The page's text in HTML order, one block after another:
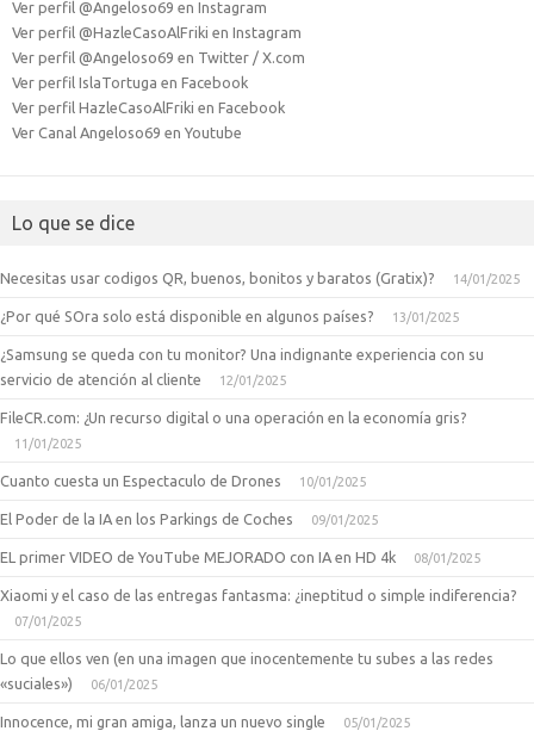
Ver perfil @Angeloso69 en Instagram
Ver perfil @HazleCasoAlFriki en Instagram
Ver perfil @Angeloso69 en Twitter / X.com
Ver perfil IslaTortuga en Facebook
Ver perfil HazleCasoAlFriki en Facebook
Ver Canal Angeloso69 en Youtube
Lo que se dice
Necesitas usar codigos QR, buenos, bonitos y baratos (Gratix)? 14/01/2025
¿Por qué SOra solo está disponible en algunos países? 13/01/2025
¿Samsung se queda con tu monitor? Una indignante experiencia con su
servicio de atención al cliente
12/01/2025
FileCR.com: ¿Un recurso digital o una operación en la economía gris?
11/01/2025
Cuanto cuesta un Espectaculo de Drones 10/01/2025
El Poder de la IA en los Parkings de Coches 09/01/2025
EL primer VIDEO de YouTube MEJORADO con IA en HD 4k 08/01/2025
Xiaomi y el caso de las entregas fantasma: ¿ineptitud o simple indiferencia?
07/01/2025
Lo que ellos ven (en una imagen que inocentemente tu subes a las redes
«suciales»)
06/01/2025
Innocence, mi gran amiga, lanza un nuevo single 05/01/2025